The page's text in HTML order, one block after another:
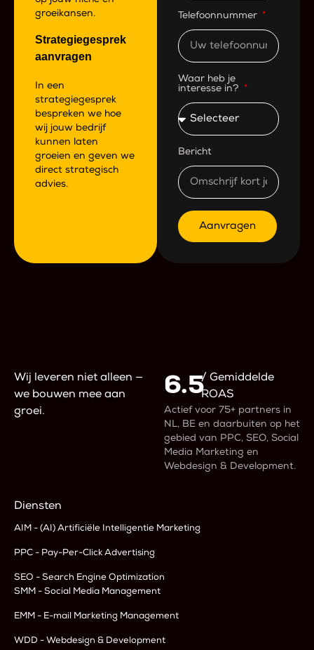
Telefoonnummer
Waar heb je
interesse in?
Bericht
Aanvragen
groeikansen.
Strategiegesprek
aanvragen
In een
strategiegesprek
bespreken we hoe
wij jouw bedrijf
kunnen laten
groeien en geven we
direct strategisch
advies.
Wij leveren niet alleen —
we bouwen mee aan
groei.
6.5/ Gemiddelde
ROAS
Actief voor 75+ partners in
NL, BE en daarbuiten op het
gebied van PPC, SEO, Social
Media Marketing en
Webdesign & Development.
Diensten
AIM - (AI) Artificiële Intelligentie Marketing
PPC - Pay-Per-Click Advertising
SEO - Search Engine Optimization
SMM - Social Media Management
EMM - E-mail Marketing Management
WDD - Webdesign & Development